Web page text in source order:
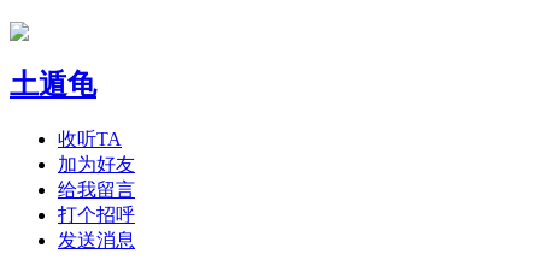
土遁龟
收听TA
加为好友
给我留言
打个招呼
发送消息